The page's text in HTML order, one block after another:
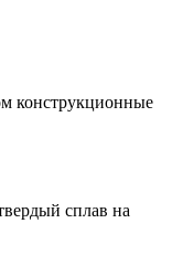
конструкционные
сплав на